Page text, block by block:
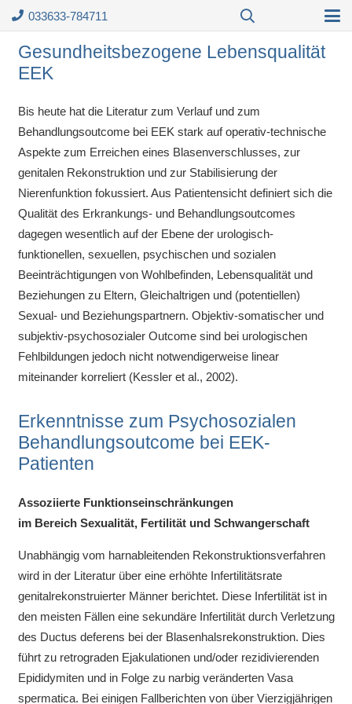
033633-784711
Gesundheitsbezogene Lebensqualität
EEK
Bis heute hat die Literatur zum Verlauf und zum
Behandlungsoutcome bei EEK stark auf operativ-technische
Aspekte zum Erreichen eines Blasenverschlusses, zur
genitalen Rekonstruktion und zur Stabilisierung der
Nierenfunktion fokussiert. Aus Patientensicht definiert sich die
Qualität des Erkrankungs- und Behandlungsoutcomes
dagegen wesentlich auf der Ebene der urologisch-
funktionellen, sexuellen, psychischen und sozialen
Beeinträchtigungen von Wohlbefinden, Lebensqualität und
Beziehungen zu Eltern, Gleichaltrigen und (potentiellen)
Sexual- und Beziehungspartnern. Objektiv-somatischer und
subjektiv-psychosozialer Outcome sind bei urologischen
Fehlbildungen jedoch nicht notwendigerweise linear
miteinander korreliert (Kessler et al., 2002).
Erkenntnisse zum Psychosozialen
Behandlungsoutcome bei EEK-
Patienten
Assoziierte Funktionseinschränkungen
im Bereich Sexualität, Fertilität und Schwangerschaft
Unabhängig vom harnableitenden Rekonstruktionsverfahren
wird in der Literatur über eine erhöhte Infertilitätsrate
genitalrekonstruierter Männer berichtet. Diese Infertilität ist in
den meisten Fällen eine sekundäre Infertilität durch Verletzung
des Ductus deferens bei der Blasenhalsrekonstruktion. Dies
führt zu retrograden Ejakulationen und/oder rezidivierenden
Epididymiten und in Folge zu narbig veränderten Vasa
spermatica. Bei einigen Fallberichten von über Vierzigjährigen